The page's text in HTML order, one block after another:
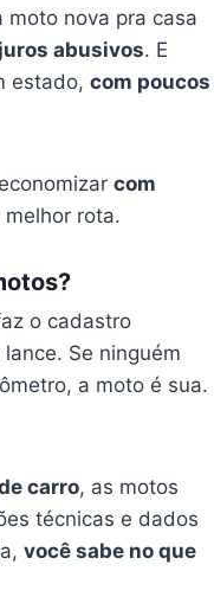
moto nova pra casa
abusivos. E
estado,com poucos
com
rota.
o cadastro
Se ninguém
a moto é sua.
carro, as motos
técnicas e dados
você sabe no que